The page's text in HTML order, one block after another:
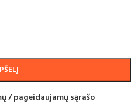
/ pageidaujamų sąrašo